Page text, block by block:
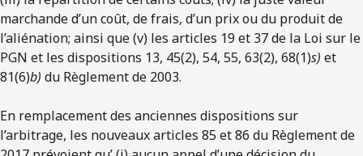
marchande d’un coût, de frais, d’un prix ou du produit de
l’aliénation; ainsi que (v) les articles 19 et 37 de la Loi sur le
PGN et les dispositions 13, 45(2), 54, 55, 63(2), 68(1)s) et
81(6)b) du Règlement de 2003.
En remplacement des anciennes dispositions sur
l’arbitrage, les nouveaux articles 85 et 86 du Règlement de